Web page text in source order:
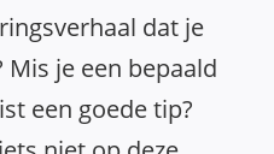
dat je
je een bepaald
een goede tip?